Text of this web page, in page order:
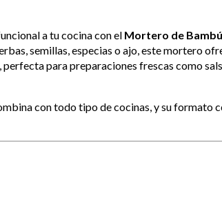
a tu cocina con el Mortero de
semillas, especias o ajo, este mortero
para preparaciones frescas como
con todo tipo de cocinas, y su formato